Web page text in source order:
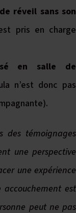
réveil sans son
pris en charge
en salle de
n’est donc pas
des témoignages
une perspective
une expérience
accouchement est
peut ne pas